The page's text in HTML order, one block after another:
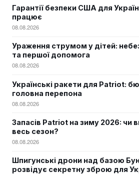
Гарантії безпеки США для
працює
08.08.2026
Ураження струмом у дітей:
та першої допомога
08.08.2026
Українські ракети для Patriot:
головна перепона
08.08.2026
Запасів Patriot на зиму 2026: чи
весь сезон?
08.08.2026
Шпигунські дрони над базою
розвідує секретну зброю для